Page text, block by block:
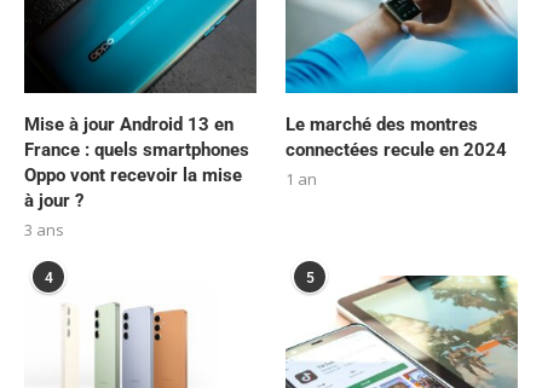
Mise à jour Android 13 en
France : quels smartphones
Oppo vont recevoir la mise
à jour ?
3 ans
Le marché des montres
connectées recule en 2024
1 an
4 5